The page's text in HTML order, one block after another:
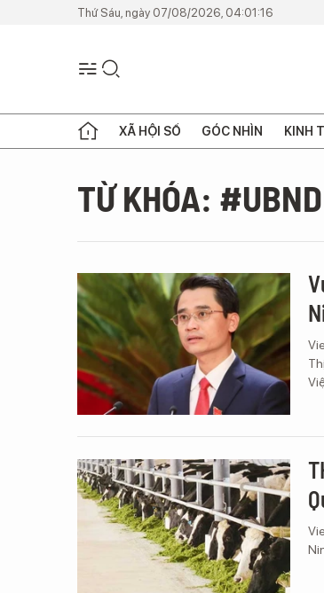
Thứ Sáu, ngày 07/08/2026, 04:01:16
XÃ HỘI SỐ GÓC NHÌN KINH
TỪ KHÓA: